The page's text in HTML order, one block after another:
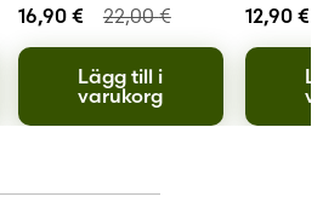
16,90 € 22,00€
Lägg till i
varukorg
12,90 €